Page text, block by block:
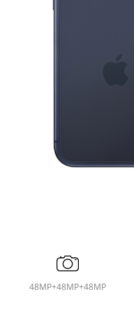
48MP+48MP+48MP